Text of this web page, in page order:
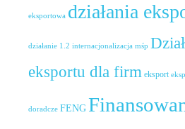
eksportowa działania
działanie 1.2 internacjonalizacja mśp Dział
eksportu dla firm eksport
doradcze FENG